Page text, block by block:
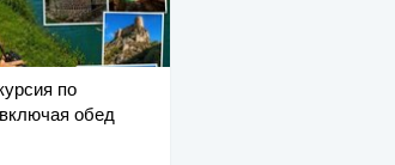
по
обед